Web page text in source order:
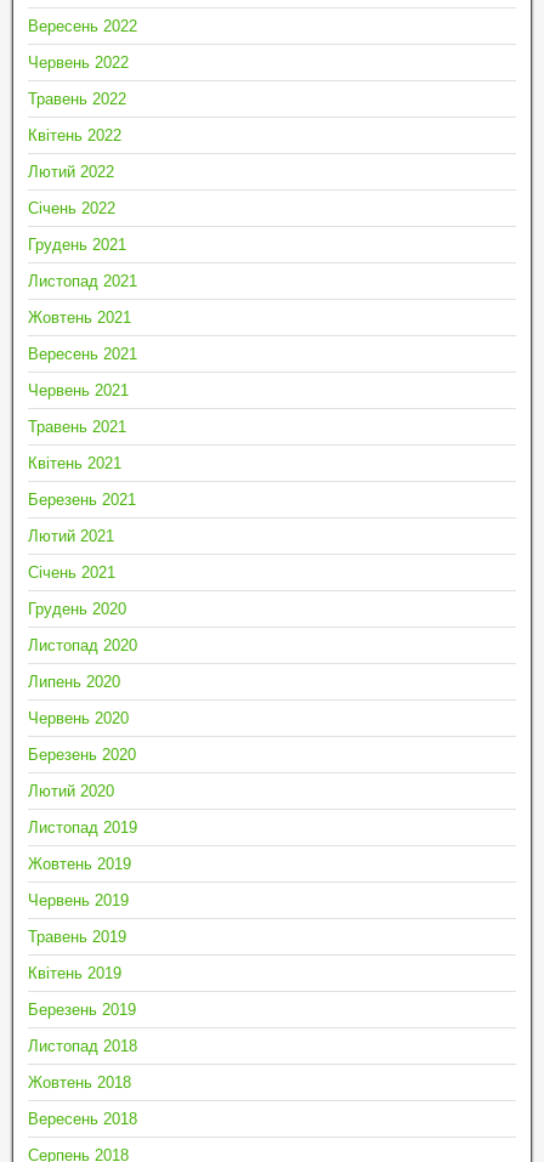
Вересень 2022
Червень 2022
Травень 2022
Квітень 2022
Лютий 2022
Січень 2022
Грудень 2021
Листопад 2021
Жовтень 2021
Вересень 2021
Червень 2021
Травень 2021
Квітень 2021
Березень 2021
Лютий 2021
Січень 2021
Грудень 2020
Листопад 2020
Липень 2020
Червень 2020
Березень 2020
Лютий 2020
Листопад 2019
Жовтень 2019
Червень 2019
Травень 2019
Квітень 2019
Березень 2019
Листопад 2018
Жовтень 2018
Вересень 2018
Серпень 2018